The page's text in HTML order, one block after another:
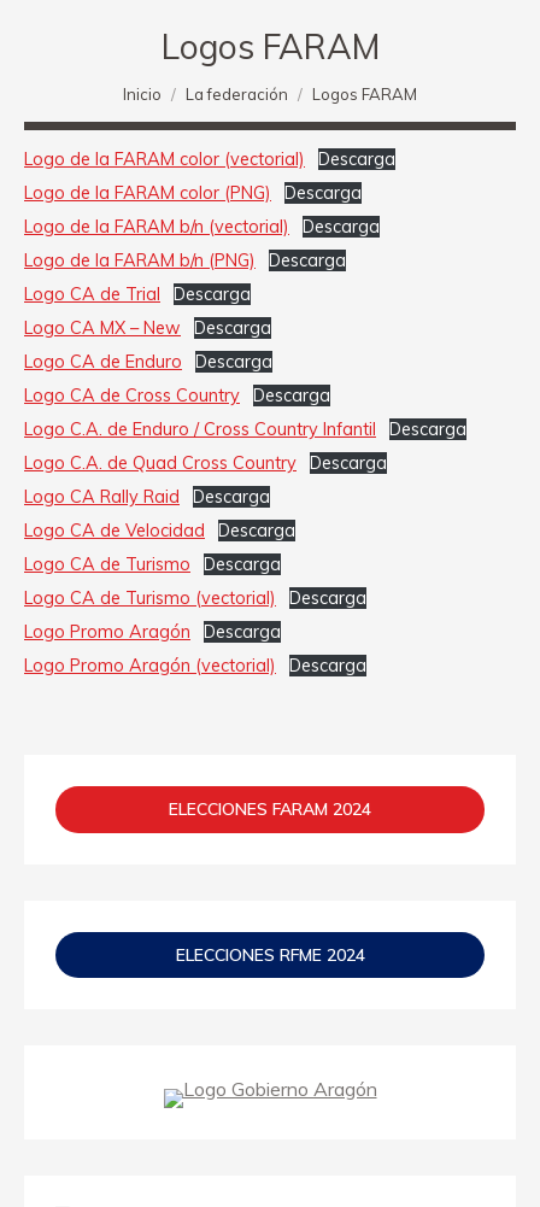
Logos FARAM
Estás aquí:
Inicio La federación Logos FARAM
Logo de la FARAM color (vectorial)
Descarga
Logo de la FARAM color (PNG)
Descarga
Logo de la FARAM b/n (vectorial)
Descarga
Logo de la FARAM b/n (PNG)
Descarga
Logo CA de Trial
Descarga
Logo CA MX – New
Descarga
Logo CA de Enduro
Descarga
Logo CA de Cross Country
Descarga
Logo C.A. de Enduro / Cross Country Infantil
Descarga
Logo C.A. de Quad Cross Country
Descarga
Logo CA Rally Raid
Descarga
Logo CA de Velocidad
Descarga
Logo CA de Turismo
Descarga
Logo CA de Turismo (vectorial)
Descarga
Logo Promo Aragón
Descarga
Logo Promo Aragón (vectorial)
Descarga
ELECCIONES FARAM 2024
ELECCIONES RFME 2024